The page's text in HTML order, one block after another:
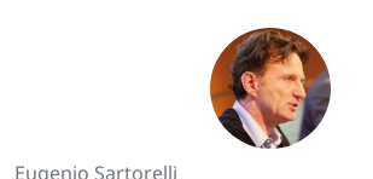
Eugenio Sartorelli